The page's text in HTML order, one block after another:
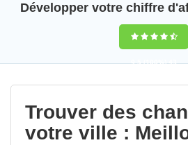
Développer votre chiffre
9,5(100%)43
votes
Trouver des
votre ville :